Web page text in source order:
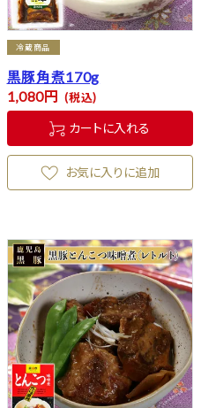
冷蔵商品
黒豚角煮170g
1,080 税込
カートに入れる
お気に入りに追加